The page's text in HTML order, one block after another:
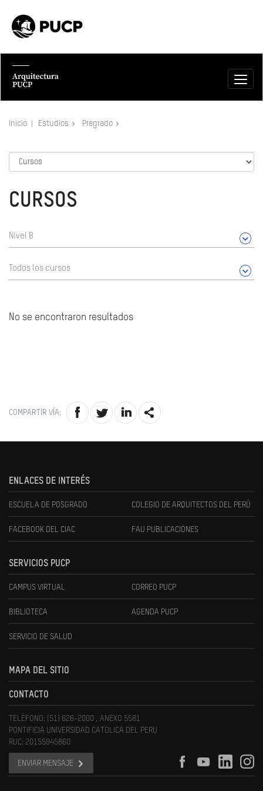
Inicio Estudios Pregrado
CURSOS
Nivel 8
Todos los cursos
No se encontraron resultados
COMPARTIR VÍA:
ENLACES DE INTERÉS
ESCUELA DE POSGRADO COLEGIO DE ARQUITECTOS DEL PERÚ
FACEBOOK DEL CIAC FAU PUBLICACIONES
SERVICIOS PUCP
CAMPUS VIRTUAL CORREO PUCP
BIBLIOTECA AGENDA PUCP
SERVICIO DE SALUD
MAPA DEL SITIO
CONTACTO
TELÉFONO: (51) 626-2000 , ANEXO 5581
PONTIFICIA UNIVERSIDAD CATOLICA DEL PERU
RUC: 20155945860
ENVIAR MENSAJE